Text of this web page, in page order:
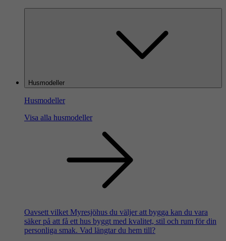
Husmodeller
Husmodeller
Visa alla husmodeller
Oavsett vilket Myresjöhus du väljer att bygga kan du vara
säker på att få ett hus byggt med kvalitet, stil och rum för din
personliga smak. Vad längtar du hem till?